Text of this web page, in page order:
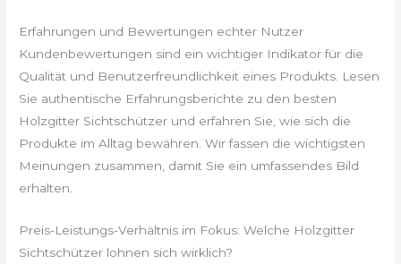
Erfahrungen und Bewertungen echter Nutzer
Kundenbewertungen sind ein wichtiger Indikator für die
Qualität und Benutzerfreundlichkeit eines Produkts. Lesen
Sie authentische Erfahrungsberichte zu den besten
Holzgitter Sichtschützer und erfahren Sie, wie sich die
Produkte im Alltag bewähren. Wir fassen die wichtigsten
Meinungen zusammen, damit Sie ein umfassendes Bild
erhalten.
Preis-Leistungs-Verhältnis im Fokus: Welche Holzgitter
Sichtschützer lohnen sich wirklich?